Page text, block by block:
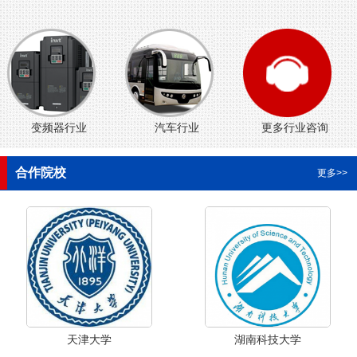
变频器行业 汽车行业 更多行业咨询
合作院校 更多>>
天津大学 湖南科技大学